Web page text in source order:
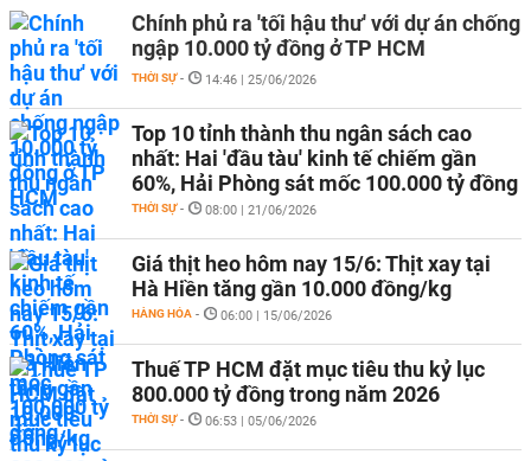
Chính phủ ra 'tối hậu thư' với dự án chống
ngập 10.000 tỷ đồng ở TP HCM
THỜI SỰ - 14:46 | 25/06/2026
Top 10 tỉnh thành thu ngân sách cao
nhất: Hai 'đầu tàu' kinh tế chiếm gần
60%, Hải Phòng sát mốc 100.000 tỷ đồng
THỜI SỰ - 08:00 | 21/06/2026
Giá thịt heo hôm nay 15/6: Thịt xay tại
Hà Hiền tăng gần 10.000 đồng/kg
HÀNG HÓA - 06:00 | 15/06/2026
Thuế TP HCM đặt mục tiêu thu kỷ lục
800.000 tỷ đồng trong năm 2026
THỜI SỰ - 06:53 | 05/06/2026